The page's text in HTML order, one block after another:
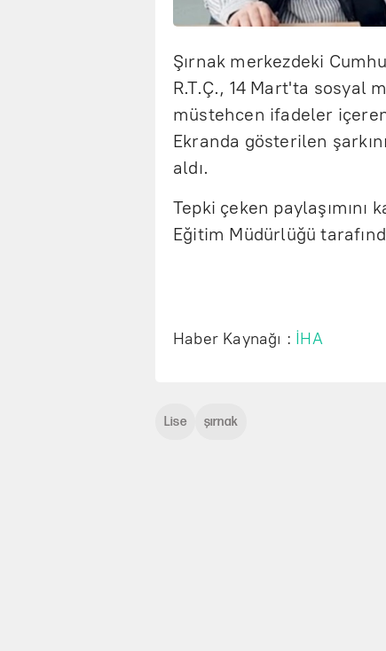
Şırnak merkezdeki
R.T.Ç., 14 Mart'ta sosyal
müstehcen ifadeler
Ekranda gösterilen
aldı.
Tepki çeken
Eğitim Müdürlüğü
Haber Kaynağı : İHA
Lise şırnak